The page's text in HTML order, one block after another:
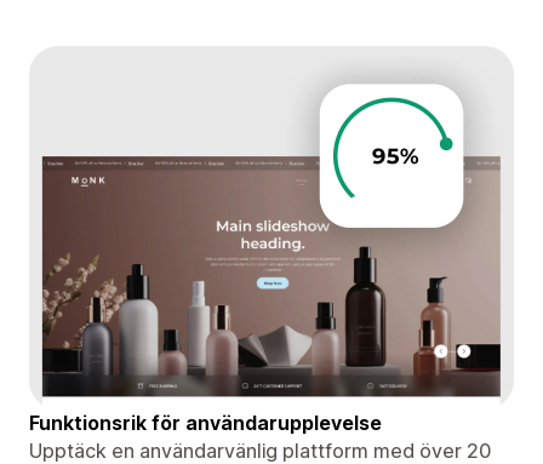
Funktionsrik för användarupplevelse
Upptäck en användarvänlig plattform med över 20